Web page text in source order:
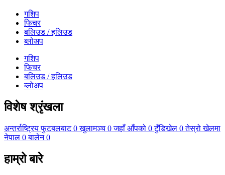
गशिप
फिचर
बलिउड / हलिउड
ब्लोअप
गशिप
फिचर
बलिउड / हलिउड
ब्लोअप
विशेष श्रृंखला
अन्तर्राष्ट्रिय फुटबलबाट 0 खुलामञ्च 0 जहाँ आँपको 0 टुँडिखेल 0 तेस्रो खेलमा
नेपाल 0 बालेन 0
हाम्रो बारे